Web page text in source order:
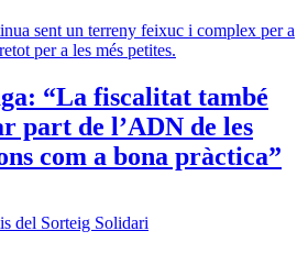
“La fiscalitat també
part de l’ADN de les
com a bona pràctica”